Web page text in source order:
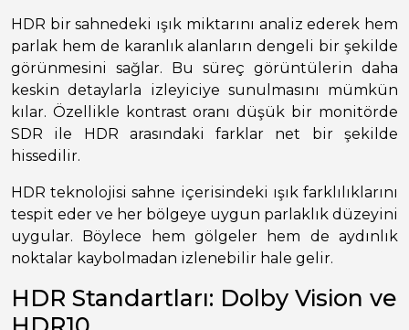
HDR bir sahnedeki ışık miktarını analiz ederek hem
parlak hem de karanlık alanların dengeli bir şekilde
görünmesini sağlar. Bu süreç görüntülerin daha
keskin detaylarla izleyiciye sunulmasını mümkün
kılar. Özellikle kontrast oranı düşük bir monitörde
SDR ile HDR arasındaki farklar net bir şekilde
hissedilir.
HDR teknolojisi sahne içerisindeki ışık farklılıklarını
tespit eder ve her bölgeye uygun parlaklık düzeyini
uygular. Böylece hem gölgeler hem de aydınlık
noktalar kaybolmadan izlenebilir hale gelir.
HDR Standartları: Dolby Vision ve